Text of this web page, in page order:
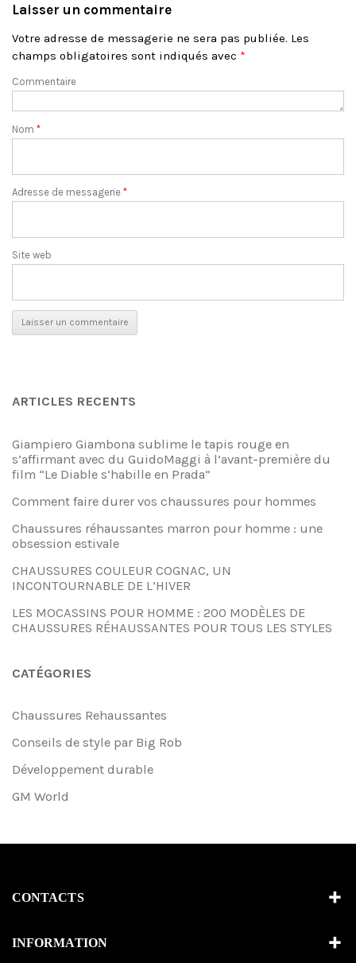
Laisser un commentaire
Votre adresse de messagerie ne sera pas publiée. Les
champs obligatoires sont indiqués avec *
Commentaire
Nom *
Adresse de messagerie *
Site web
ARTICLES RECENTS
Giampiero Giambona sublime le tapis rouge en
s’affirmant avec du GuidoMaggi à l’avant-première du
film “Le Diable s’habille en Prada”
Comment faire durer vos chaussures pour hommes
Chaussures réhaussantes marron pour homme : une
obsession estivale
CHAUSSURES COULEUR COGNAC, UN
INCONTOURNABLE DE L’HIVER
LES MOCASSINS POUR HOMME : 200 MODÈLES DE
CHAUSSURES RÉHAUSSANTES POUR TOUS LES STYLES
CATÉGORIES
Chaussures Rehaussantes
Conseils de style par Big Rob
Développement durable
GM World
CONTACTS
INFORMATION